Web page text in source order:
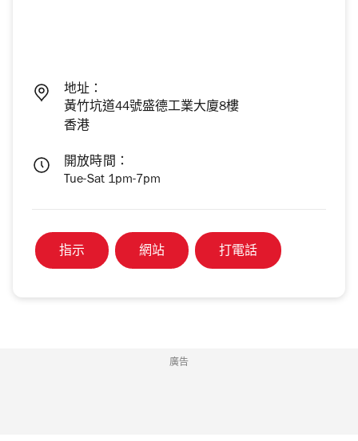
地址：
黃竹坑道44號盛德工業大廈8樓
香港
開放時間：
Tue-Sat 1pm-7pm
指示 網站 打電話
廣告